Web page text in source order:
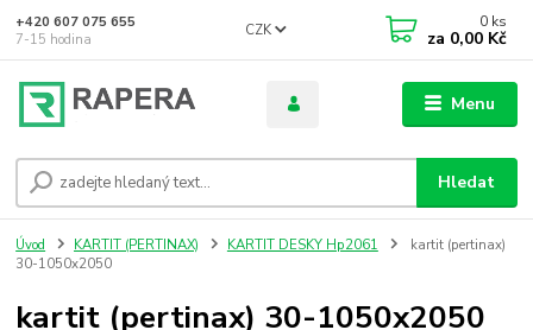
Menu
CZK
Hledat
+420 607 075 655
7-15 hodina
0 ks
za 0,00 Kč
Úvod KARTIT (PERTINAX) KARTIT DESKY Hp2061
kartit (pertinax)
30-1050x2050
kartit (pertinax) 30-1050x2050